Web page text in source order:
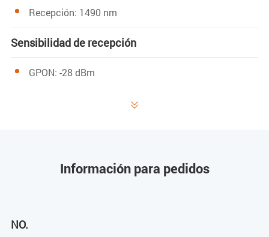
Recepción: 1490 nm
Sensibilidad de recepción
GPON: -28 dBm

Información para pedidos
NO.